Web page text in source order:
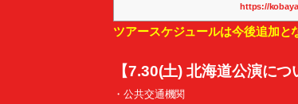
https://
ツアースケジュールは今後追加と
【7.30(土) 北海道公演につ
・公共交通機関